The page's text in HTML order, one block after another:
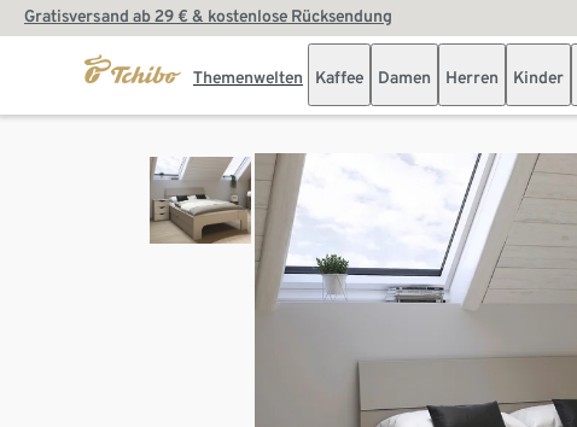
Gratisversand ab 29 € & kostenlose Rücksendung
Themenwelten Kaffee Damen Herren Kinder